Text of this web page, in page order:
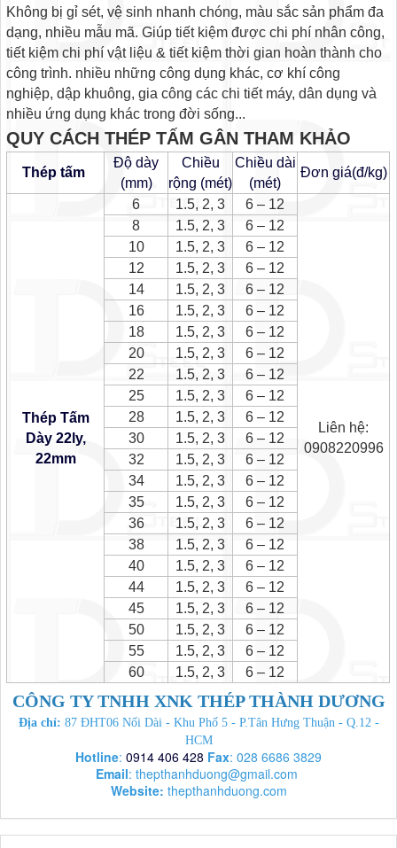
Không bị gỉ sét, vệ sinh nhanh chóng, màu sắc sản phẩm đa
dạng, nhiều mẫu mã. Giúp tiết kiệm được chi phí nhân công,
tiết kiệm chi phí vật liệu & tiết kiệm thời gian hoàn thành cho
công trình. nhiều những công dụng khác, cơ khí công
nghiệp, dập khuông, gia công các chi tiết máy, dân dụng và
nhiều ứng dụng khác trong đời sống...
QUY CÁCH THÉP TẤM GÂN THAM KHẢO
Thép tấm
Độ dày
(mm)
Chiều
rộng (mét)
Chiều dài
(mét)
Đơn giá(đ/kg)
Thép Tấm
Dày 22ly,
22mm
6 1.5, 2, 3 6 – 12
Liên hệ:
0908220996
8 1.5, 2, 3
6 – 12
10
1.5, 2, 3
6 – 12
12
1.5, 2, 3
6 – 12
14
1.5, 2, 3
6 – 12
16
1.5, 2, 3
6 – 12
18
1.5, 2, 3
6 – 12
20
1.5, 2, 3
6 – 12
22
1.5, 2, 3
6 – 12
25
1.5, 2, 3
6 – 12
28
1.5, 2, 3
6 – 12
30
1.5, 2, 3
6 – 12
32
1.5, 2, 3
6 – 12
34
1.5, 2, 3
6 – 12
35
1.5, 2, 3
6 – 12
36
1.5, 2, 3
6 – 12
38
1.5, 2, 3
6 – 12
40
1.5, 2, 3
6 – 12
44
1.5, 2, 3
6 – 12
45
1.5, 2, 3
6 – 12
50
1.5, 2, 3
6 – 12
55
1.5, 2, 3
6 – 12
60
1.5, 2, 3 6 – 12
CÔNG TY TNHH XNK THÉP THÀNH DƯƠNG
Địa chỉ: 87 ĐHT06 Nối Dài - Khu Phố 5 - P.Tân Hưng Thuận - Q.12 -
HCM
Hotline: 0914 406 428 Fax: 028 6686 3829
Email: thepthanhduong@gmail.com
Website: thepthanhduong.com